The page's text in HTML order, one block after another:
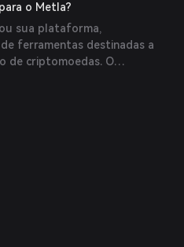
o Metla?
sua plataforma,
ferramentas destinadas a
de criptomoedas. O
funcionalidades como
avançadas de segurança e
de ativos